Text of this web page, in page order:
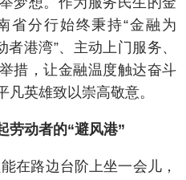
哪儿
省分行始终秉持“金融为
者港湾”、主动上门服务、
措，让金融温度触达奋斗
英雄致以崇高敬意。
动者的“避风港”
路边台阶上坐一会儿，